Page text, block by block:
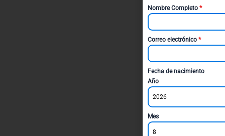
Nombre Completo *
Correo electrónico *
Fecha de nacimiento
Año
2026
Mes
8